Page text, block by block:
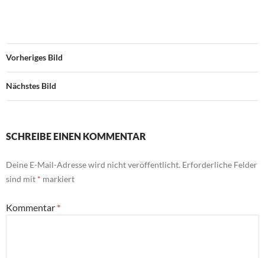
Vorheriges Bild
Nächstes Bild
SCHREIBE EINEN KOMMENTAR
Deine E-Mail-Adresse wird nicht veröffentlicht. Erforderliche Felder
sind mit * markiert
Kommentar *